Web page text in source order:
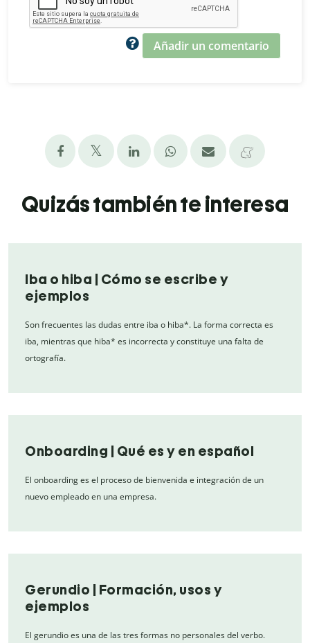
Añadir un comentario
Quizás también te interesa
Iba o hiba | Cómo se escribe y
ejemplos
Son frecuentes las dudas entre iba o hiba*. La forma correcta es
iba, mientras que hiba* es incorrecta y constituye una falta de
ortografía.
Onboarding | Qué es y en español
El onboarding es el proceso de bienvenida e integración de un
nuevo empleado en una empresa.
Gerundio | Formación, usos y
ejemplos
El gerundio es una de las tres formas no personales del verbo.